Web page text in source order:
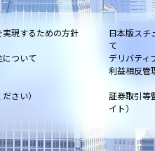
現するための方針
日本版スチ
て
ついて デリバティ
利益相反管
さい）
証券取引等
イト）